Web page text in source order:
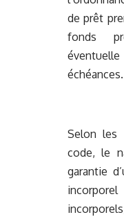
de prêt
fonds
échéances.
Selon les
code, le
garantie